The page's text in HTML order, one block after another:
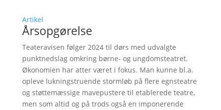
Artikel
Årsopgørelse
Teateravisen følger 2024 til dørs med udvalgte
punktnedslag omkring børne- og ungdomsteatret.
Økonomien har atter været i fokus. Man kunne bl.a.
opleve lukningstruende stormløb på flere egnsteatre
og støttemæssige mavepustere til etablerede teatre,
men som altid og på trods også en imponerende